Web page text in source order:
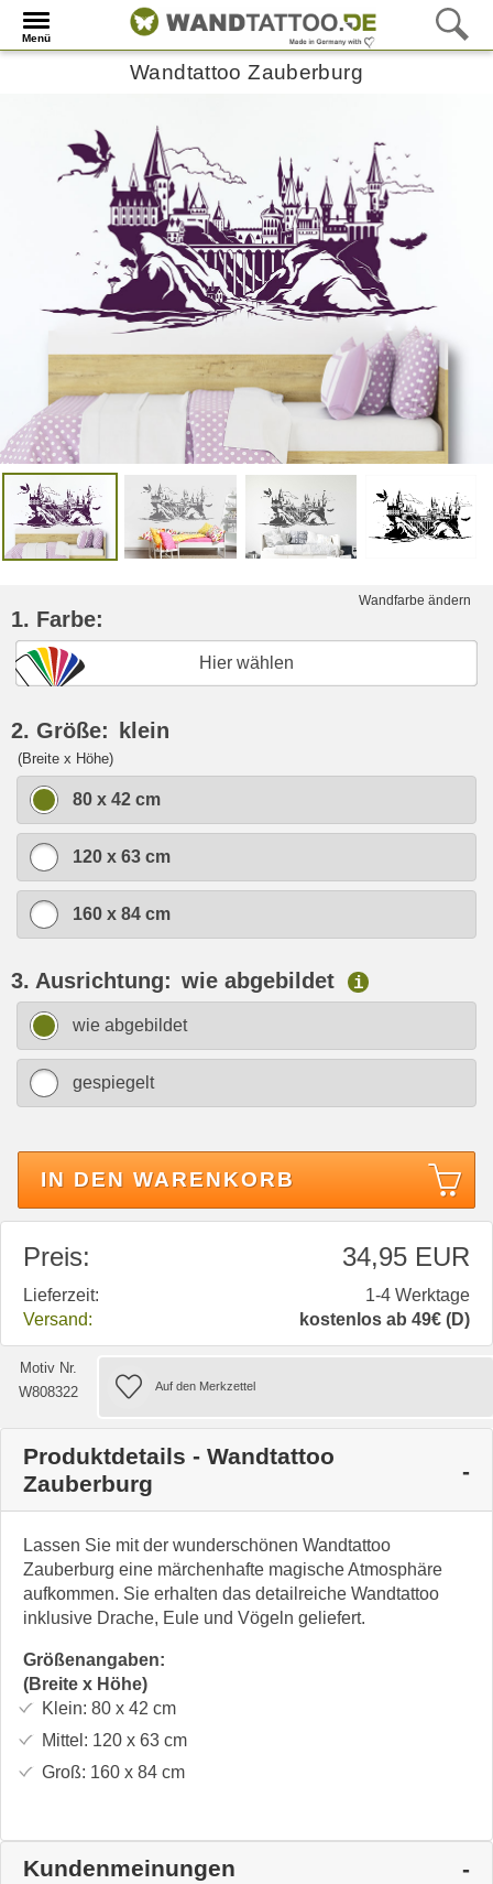
Menü
Wandtattoo Zauberburg
Wandfarbe ändern
1. Farbe:
Hier wählen
2. Größe: klein
(Breite x Höhe)
80 x 42 cm
120 x 63 cm
160 x 84 cm
3. Ausrichtung: wie abgebildet i
wie abgebildet
gespiegelt
IN DEN WARENKORB
Preis: 34,95 EUR
Lieferzeit:
1-4 Werktage
Versand:
kostenlos ab 49€ (D)
Motiv Nr.
W808322
Produktdetails - Wandtattoo
Zauberburg
Lassen Sie mit der wunderschönen Wandtattoo
Zauberburg eine märchenhafte magische Atmosphäre
aufkommen. Sie erhalten das detailreiche Wandtattoo
inklusive Drache, Eule und Vögeln geliefert.
Größenangaben:
(Breite x Höhe)
Klein: 80 x 42 cm
Mittel: 120 x 63cm
Groß: 160 x 84cm
Kundenmeinungen